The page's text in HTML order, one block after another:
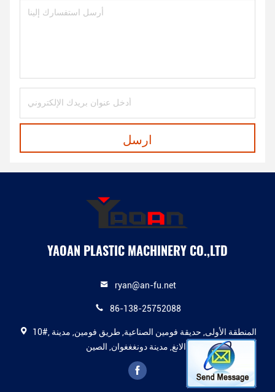
ارسل
YAOAN PLASTIC MACHINERY CO.,LTD
ryan@an-fu.net
86-138-25752088
10#, المنطقة الأولى, حديقة فومين الصناعية, طريق فومين, مدينة
دالانغ, مدينة دونغغغوان, الصين